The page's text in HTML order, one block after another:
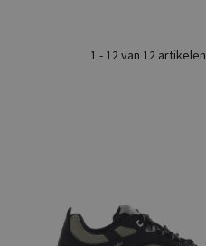
1 - 12 van 12 artikelen